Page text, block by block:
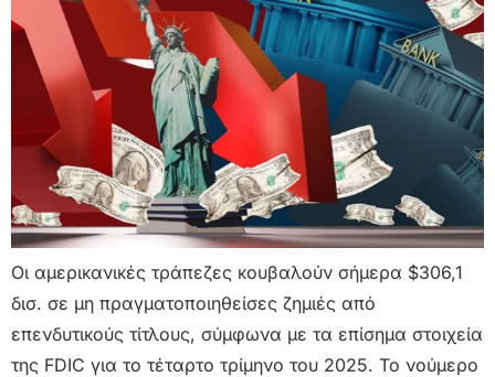
Οι αμερικανικές τράπεζες κουβαλούν σήμερα $306,1
δισ. σε μη πραγματοποιηθείσες ζημιές από
επενδυτικούς τίτλους, σύμφωνα με τα επίσημα στοιχεία
της FDIC για το τέταρτο τρίμηνο του 2025. Το νούμερο